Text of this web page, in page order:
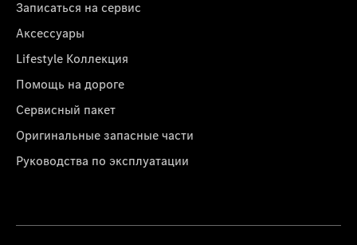
Записаться на сервис
Аксессуары
Lifestyle Коллекция
Помощь на дороге
Сервисный пакет
Оригинальные запасные части
Руководства по эксплуатации